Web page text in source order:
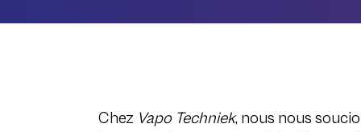
Chez Vapo Techniek, nous nous